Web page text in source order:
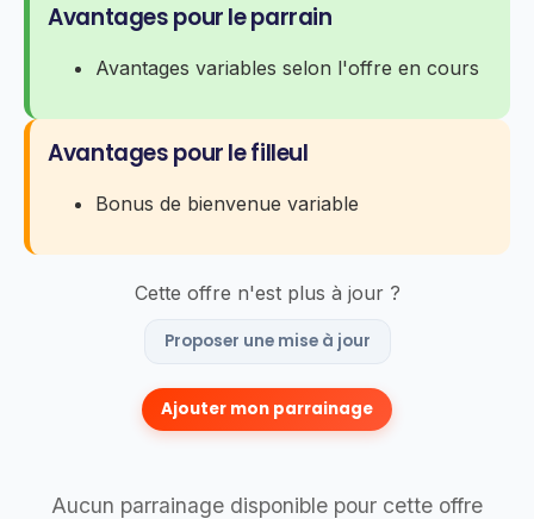
Avantages pour le parrain
Avantages variables selon l'offre en cours
Avantages pour le filleul
Bonus de bienvenue variable
Cette offre n'est plus à jour ?
Proposer une mise à jour
Ajouter mon parrainage
Aucun parrainage disponible pour cette offre